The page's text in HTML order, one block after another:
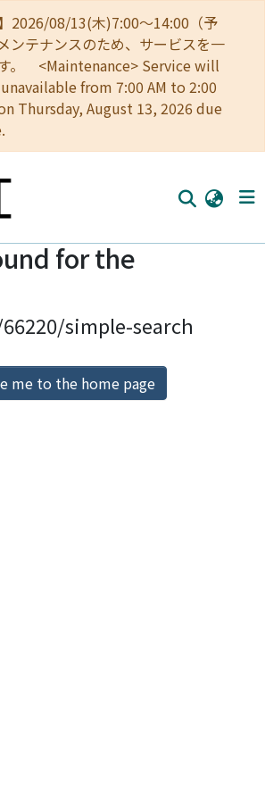
2026/08/13(木)7:00～14:00（予
ンテナンスのため、サービスを一
。 <Maintenance> Service will
from 7:00 AM to 2:00
Thursday, August 13, 2026 due
for the
simple-search
me to the home page